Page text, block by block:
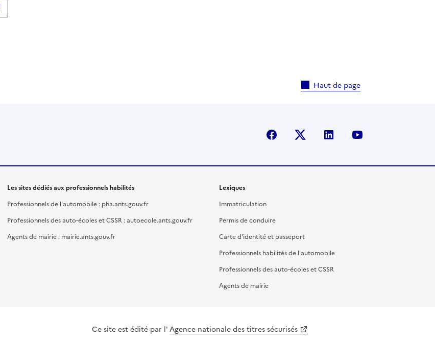
Haut de page
facebook X (anciennement Twitter)
linkedin
Les sites dédiés aux professionnels habilités
Professionnels de l'automobile : pha.ants.gouv.fr
Professionnels des auto-écoles et CSSR : autoecole.ants.gouv.fr
Agents de mairie : mairie.ants.gouv.fr
Lexiques
Immatriculation
Permis de conduire
Carte d'identité et passeport
Professionnels habilités de l'automobile
Professionnels des auto-écoles et CSSR
Agents de mairie
Ce site est édité par l'Agence nationale des titres sécurisés